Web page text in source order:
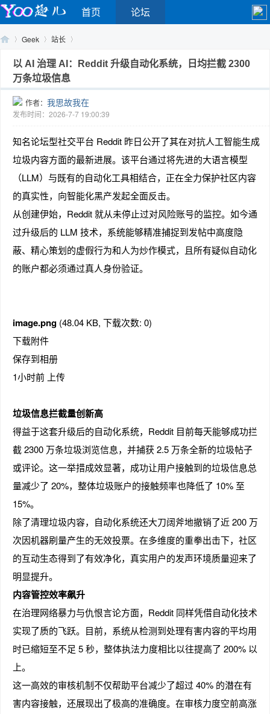
首页 论坛
Yo›
Geek
›
站长
›
以 AI 治理 AI：Reddit 升级自动化系统，日均拦截 2300
万条垃圾信息
作者： 我思故我在
发布时间：2026-7-7 19:00:39
知名论坛型社交平台 Reddit 昨日公开了其在对抗人工智能生成
垃圾内容方面的最新进展。该平台通过将先进的大语言模型
（LLM）与既有的自动化工具相结合，正在全力保护社区内容
的真实性，向智能化黑产发起全面反击。
从创建伊始，Reddit 就从未停止过对风险账号的监控。如今通
过升级后的 LLM 技术，系统能够精准捕捉到发帖中高度隐
蔽、精心策划的虚假行为和人为炒作模式，且所有疑似自动化
的账户都必须通过真人身份验证。
image.png (48.04 KB, 下载次数: 0)
下载附件
保存到相册
1小时前 上传
垃圾信息拦截量创新高
得益于这套升级后的自动化系统，Reddit 目前每天能够成功拦
截 2300 万条垃圾浏览信息，并捕获 2.5 万条全新的垃圾帖子
或评论。这一举措成效显著，成功让用户接触到的垃圾信息总
量减少了 20%，整体垃圾账户的接触频率也降低了 10% 至
15%。
除了清理垃圾内容，自动化系统还大刀阔斧地撤销了近 200 万
次因机器刷量产生的无效投票。在多维度的重拳出击下，社区
的互动生态得到了有效净化，真实用户的发声环境质量迎来了
明显提升。
内容管控效率飙升
在治理网络暴力与仇恨言论方面，Reddit 同样凭借自动化技术
实现了质的飞跃。目前，系统从检测到处理有害内容的平均用
时已缩短至不足 5 秒，整体执法力度相比以往提高了 200% 以
上。
这一高效的审核机制不仅帮助平台减少了超过 40% 的潜在有
害内容接触，还展现出了极高的准确度。在审核力度空前高涨